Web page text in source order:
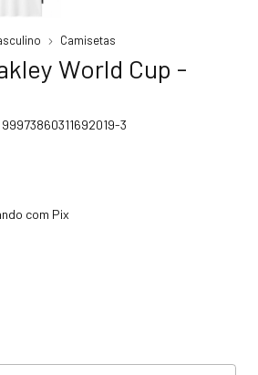
Camisetas
World Cup -
99973860311692019-3
com Pix